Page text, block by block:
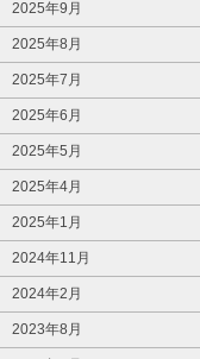
2025年9月
2025年8月
2025年7月
2025年6月
2025年5月
2025年4月
2025年1月
2024年11月
2024年2月
2023年8月